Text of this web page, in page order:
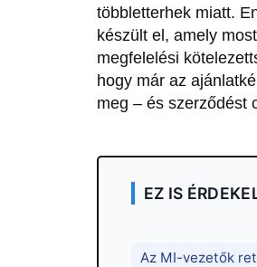
többletterhek miatt.
készült el, amely
megfelelési
hogy már az
meg – és szerződést
EZ IS
Az MI-vezetők